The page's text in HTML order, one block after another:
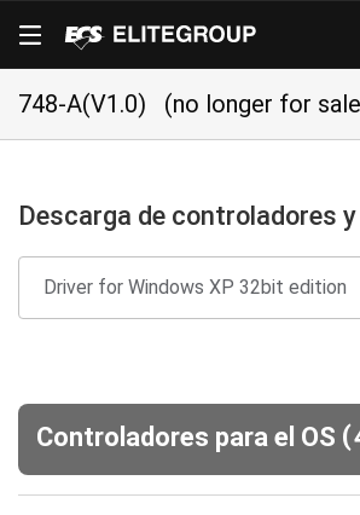
748-A(V1.0) (no longer for
Descarga de controladores y
Controladores para el OS (